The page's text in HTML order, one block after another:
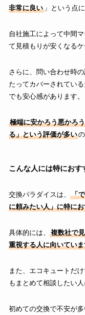
非常に良い」という点
自社施工によって中間
て見積もりが安くなるケ
さらに、問い合わせ時
たってカバーされてい
でも安心感があります。
極端に安かろう悪かろ
る」という評価が多い
こんな人には特におす
交換パラダイスは、
「
に頼みたい人」に特に
具体的には、
複数社で
重視する人に向いてい
また、エコキュートだ
もまとめて相談したい人
初めての交換で不安が